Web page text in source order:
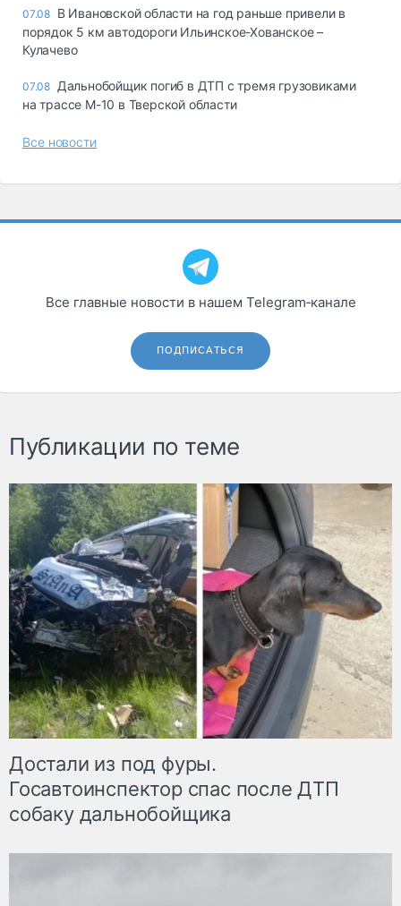
07.08 В Ивановской области на год раньше привели в
порядок 5 км автодороги Ильинское-Хованское –
Кулачево
07.08 Дальнобойщик погиб в ДТП с тремя грузовиками
на трассе М-10 в Тверской области
Все новости
Все главные новости в нашем Telegram‑канале
ПОДПИСАТЬСЯ
Публикации по теме
Достали из под фуры.
Госавтоинспектор спас после ДТП
собаку дальнобойщика